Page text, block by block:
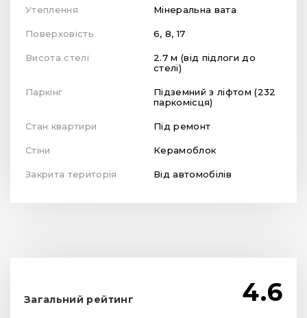
Утеплення Мінеральна вата
Поверховість 6, 8, 17
Висота стелі
2.7 м (від підлоги до
стелі)
Паркінг
Підземний з ліфтом (232
паркомісця)
Стан квартири Під ремонт
Стіни Керамоблок
Закрита територія Від автомобілів
Загальний рейтинг 4.6